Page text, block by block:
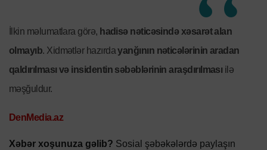
İlkin məlumatlara görə, hadisə nəticəsində xəsarət alan
olmayıb. Xidmətlər hazırdayanğının nəticələrinin aradan
qaldırılması və insidentin səbəblərinin araşdırılması ilə
məşğuldur.
DenMedia.az
Xəbər xoşunuza gəlib? Sosial şəbəkələrdə paylaşın